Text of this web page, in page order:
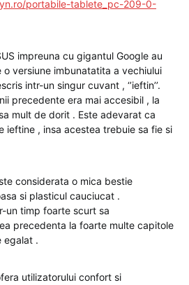
portabile-tablete_pc-209-0-
impreuna cu gigantul Google au
versiune imbunatatita a vechiului
intr-un singur cuvant , ‘’ieftin’’.
precedente era mai accesibil , la
mult de dorit . Este adevarat ca
ieftine , insa acestea trebuie sa fie si
considerata o mica bestie
si plasticul cauciucat .
un timp foarte scurt sa
precedenta la foarte multe capitole
egalat .
utilizatorului confort si